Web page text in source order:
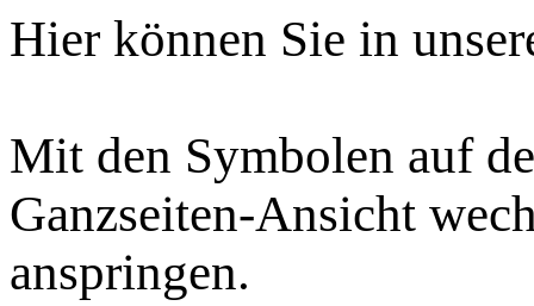
Hier können Sie in
Mit den Symbolen auf
Ganzseiten-Ansicht
anspringen.